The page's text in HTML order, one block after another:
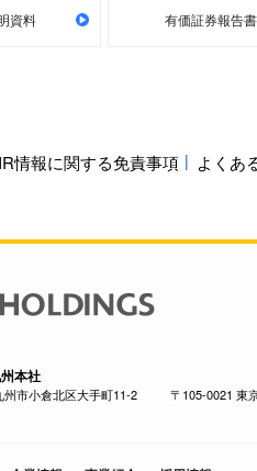
資料 有価証券報告書
IR情報に関する免責事項 よくあ
本社
市小倉北区大手町11-2 〒105-0021 東